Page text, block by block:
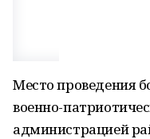
Место проведения
военно-
администрацией